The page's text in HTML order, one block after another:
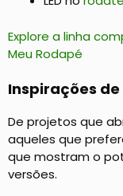
Explore a linha
Meu Rodapé
Inspirações de
De projetos que
aqueles que
que mostram o
versões.